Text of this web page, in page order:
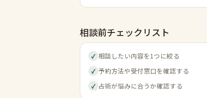
相談前チェックリスト
✓ 相談したい内容を1つに絞る
✓ 予約方法や受付窓口を確認する
✓ 占術が悩みに合うか確認する